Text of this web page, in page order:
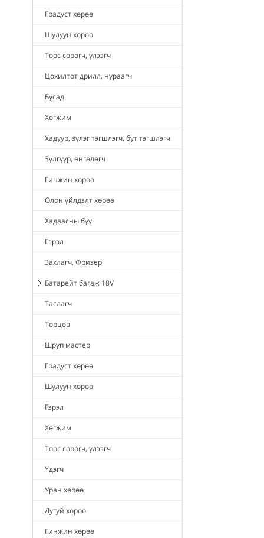
Градуст хөрөө
Шулуун хөрөө
Тоос сорогч, үлээгч
Цохилтот дрилл, нураагч
Бусад
Хөгжим
Хадуур, зүлэг тэгшлэгч, бут тэгшлэгч
Зүлгүүр, өнгөлөгч
Гинжин хөрөө
Олон үйлдэлт хөрөө
Хадаасны буу
Гэрэл
Захлагч, Фризер
Батарейт багаж 18V
Таслагч
Торцов
Шруп мастер
Градуст хөрөө
Шулуун хөрөө
Гэрэл
Хөгжим
Тоос сорогч, үлээгч
Үдэгч
Уран хөрөө
Дугуй хөрөө
Гинжин хөрөө